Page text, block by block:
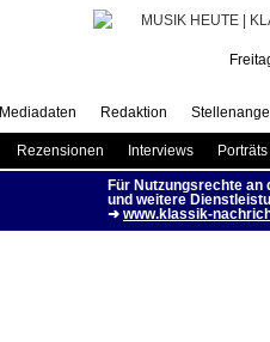
Mediadaten Redaktion
Rezensionen Interviews Porträts
Für Nutzungsrechte an
und weitere
➜ www.klassik-